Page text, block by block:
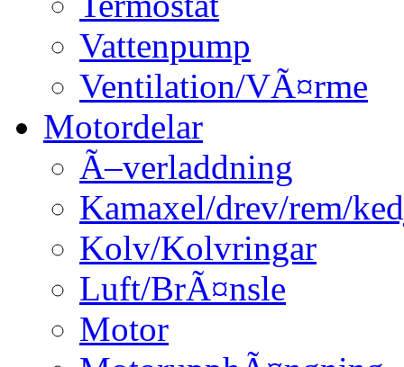
Vattenpump
Ventilation/VÃ¤rme
Motordelar
Ã–verladdning
Kamaxel/drev/rem/
Kolv/Kolvringar
Luft/BrÃ¤nsle
Motor